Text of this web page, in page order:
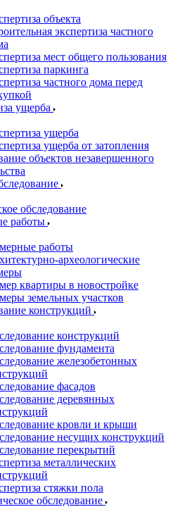
объекта
экспертиза частного
мест общего пользования
паркинга
частного дома перед
ущерба
ущерба
ущерба от затопления
объектов незавершенного
обследование
работы
работы
археологические
квартиры в новостройке
земельных участков
конструкций
конструкций
фундамента
железобетонных
фасадов
деревянных
кровли и крыши
несущих конструкций
перекрытий
металлических
стяжки пола
обследование